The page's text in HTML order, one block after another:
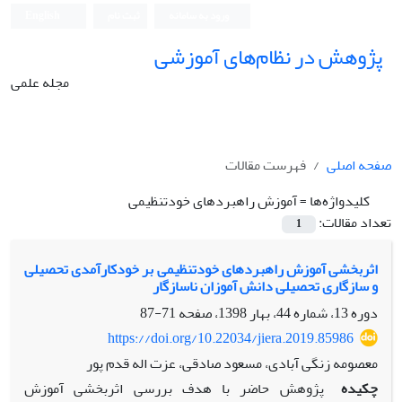
پژوهش در نظام‌های آموزشی
مجله علمی
صفحه اصلی
فهرست مقالات
کلیدواژه‌ها =آموزش راهبردهای خودتنظیمی
تعداد مقالات:
1
اثربخشی آموزش راهبردهای خودتنظیمی بر خودکارآمدی تحصیلی
و سازگاری تحصیلی دانش آموزان ناسازگار
دوره 13، شماره 44، بهار 1398، صفحه
71-87
https://doi.org/10.22034/jiera.2019.85986
معصومه زنگی آبادی، مسعود صادقی، عزت اله قدم پور
چکیده
پژوهش حاضر با هدف بررسی اثربخشی آموزش